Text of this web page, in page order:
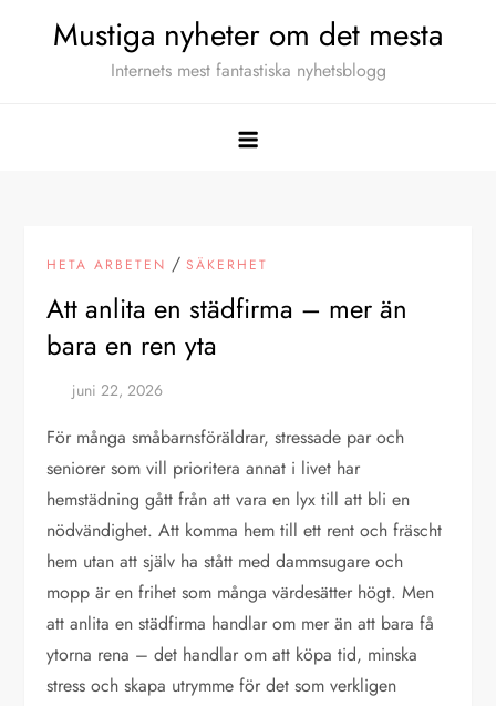
Mustiga nyheter om det mesta
Internets mest fantastiska nyhetsblogg
HETA ARBETEN /SÄKERHET
Att anlita en städfirma – mer än
bara en ren yta
För många småbarnsföräldrar, stressade par och
seniorer som vill prioritera annat i livet har
hemstädning gått från att vara en lyx till att bli en
nödvändighet. Att komma hem till ett rent och fräscht
hem utan att själv ha stått med dammsugare och
mopp är en frihet som många värdesätter högt. Men
att anlita en städfirma handlar om mer än att bara få
ytorna rena – det handlar om att köpa tid, minska
stress och skapa utrymme för det som verkligen